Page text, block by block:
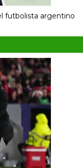
futbolista argentino